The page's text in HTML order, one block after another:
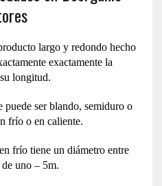
largo y redondo hecho
exactamente la
longitud.
ser blando, semiduro o
frío o en caliente.
frío tiene un diámetro entre
uno – 5m.